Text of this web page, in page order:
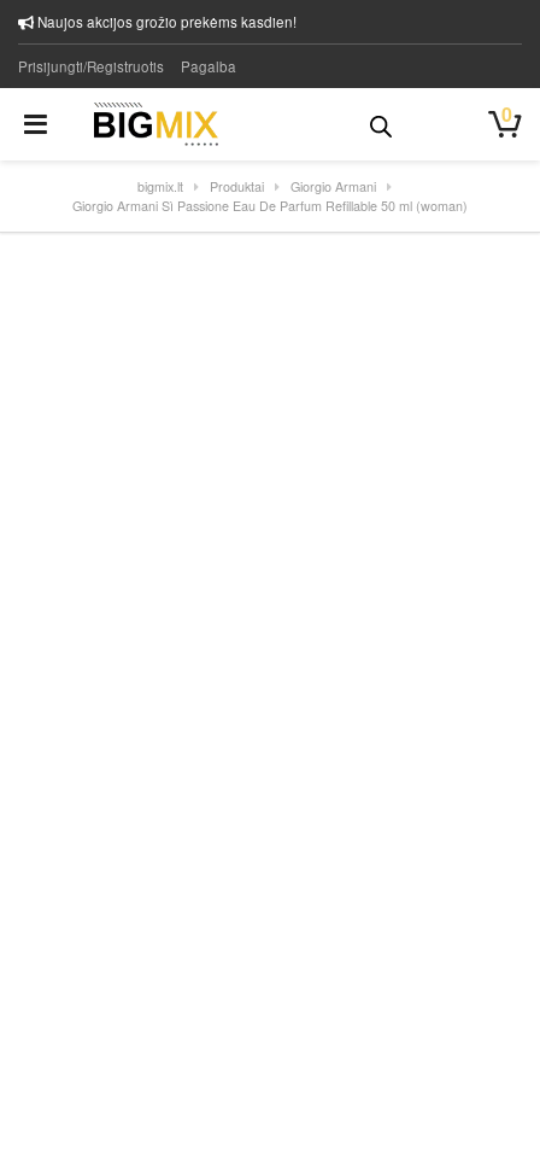
Naujos akcijos grožio prekėms kasdien!
Prisijungti/Registruotis Pagalba
0
bigmix.lt Produktai
Giorgio Armani
Giorgio Armani Sì Passione Eau De Parfum Refillable 50 ml (woman)